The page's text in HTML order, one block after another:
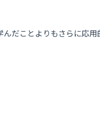
だことよりもさらに応